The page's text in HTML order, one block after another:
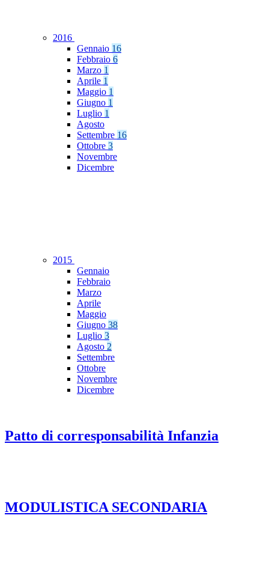
2016
Gennaio 16
Febbraio 6
Marzo 1
Aprile 1
Maggio 1
Giugno 1
Luglio 1
Agosto
Settembre 16
Ottobre 3
Novembre
Dicembre
2015
Gennaio
Febbraio
Marzo
Aprile
Maggio
Giugno 38
Luglio 3
Agosto 2
Settembre
Ottobre
Novembre
Dicembre
Patto di corresponsabilità Infanzia
MODULISTICA SECONDARIA